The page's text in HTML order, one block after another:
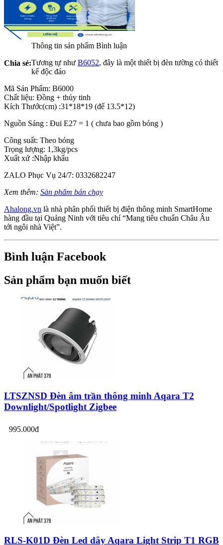
Chia sẻ:
Thông tin sản phẩm Bình luận
Tương tự như B6052, đây là một thiết bị đèn tường có thiết
kế độc đáo
Mã Sản Phẩm: B6000
Chất liệu: Đồng + thủy tinh
Kích Thước(cm) :31*18*19 (đế 13.5*12)
Nguồn Sáng : Đui E27 = 1 ( chưa bao gồm bóng )
Công suất: Theo bóng
Trọng lượng: 1,3kg/pcs
Xuất xứ :Nhập khẩu
ZALO Phục Vụ 24/7: 0332682247
Xem thêm: Sản phẩm bán chạy
Ahalong.vn là nhà phân phối thiết bị điện thông minh SmartHome
hàng đầu tại Quảng Ninh với tiêu chí “Mang tiêu chuẩn Châu Âu
tới ngôi nhà Việt”.
Bình luận Facebook
Sản phẩm bạn muốn biết
LTSZNSD Đèn âm trần thông minh Aqara T2
Downlight/Spotlight Zigbee
995.000đ
RLS-K01D Đèn Led dây Aqara Light Strip T1 RGB